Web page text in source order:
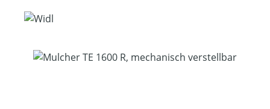
Bildergalerie überspringen